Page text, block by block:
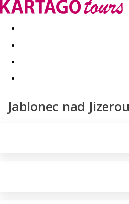
Last minute Dovolenkové kluby
Jablonec nad Jizerou